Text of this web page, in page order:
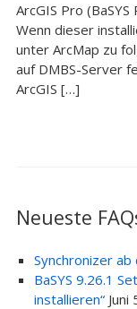
ArcGIS Pro
Wenn dieser
unter ArcMap zu
auf DMBS-Server
ArcGIS […]
Neueste
Synchronizer ab
BaSYS 9.26.1
installieren“ Juni